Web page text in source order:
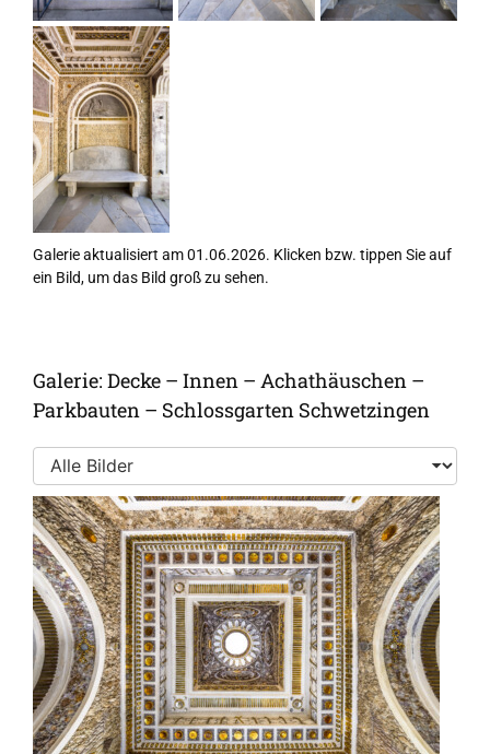
Galerie aktualisiert am 01.06.2026. Klicken bzw. tippen Sie auf
ein Bild, um das Bild groß zu sehen.
Galerie: Decke – Innen – Achathäuschen –
Parkbauten – Schlossgarten Schwetzingen